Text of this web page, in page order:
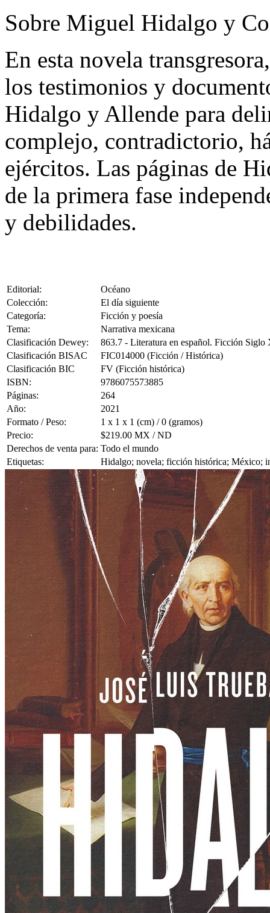
Sobre Miguel Hidalgo y
En esta novela
los testimonios y
Hidalgo y Allende para
complejo, contradictorio,
ejércitos. Las páginas de
de la primera fase
y debilidades.
Editorial:
Océano
Colección:
El día siguiente
Categoría:
Ficción y poesía
Tema:
Narrativa mexicana
Clasificación Dewey:
863.7 - Literatura en español. Ficción
Clasificación BISAC
FIC014000 (Ficción / Histórica)
Clasificación BIC
FV (Ficción histórica)
ISBN:
9786075573885
Páginas:
264
Año:
2021
Formato / Peso:
1 x 1 x 1 (cm) / 0 (gramos)
Precio:
$219.00 MX / ND
Derechos de venta para: Todo el mundo
Etiquetas:
Hidalgo; novela; ficción histórica; México;